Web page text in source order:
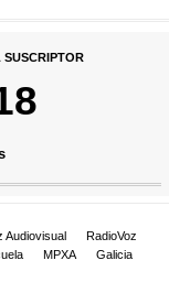
Audiovisual
RadioVoz
MPXA
Galicia